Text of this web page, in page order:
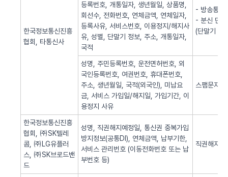
한국정보통신진흥
협회, 타통신사
등록번호, 개통일자, 생년월일, 상품명,
회선수, 전화번호, 연체금액, 연체일자,
등록사유, 서비스번호, 이용정지/해지사
유, 성별, 단말기 정보, 주소, 개통일자,
국적
- 방송통신
- 분신 단
(단말기 분
성명, 주민등록번호, 운전면허번호, 외
국인등록번호, 여권번호, 휴대폰번호,
주소, 생년월일, 국적(외국인), 미납요
금, 서비스 가입일/해지일, 가입기간, 이
용정지 사유
스팸문자
한국정보통신진흥
협회, ㈜SK텔레
콤, ㈜LG유플러
스, ㈜SK브로드밴
드
성명, 직권해지예정일, 통신권 중복가입
방지정보(공통DI), 연체금액, 납부기한,
서비스 관리번호 (이동전화번호 또는 납
부번호 등)
직권해지